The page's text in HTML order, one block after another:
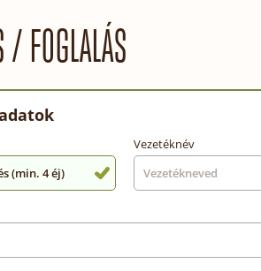
/ FOGLALÁS
(min. 4 éj)
Vezetéknév